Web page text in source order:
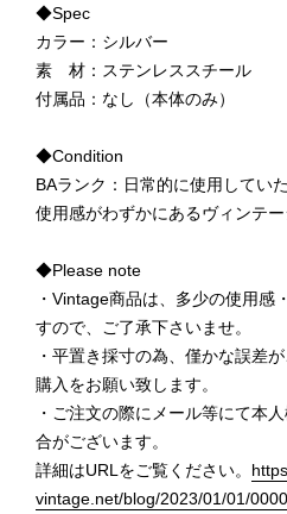
◆Spec
カラー：シルバー
素 材：ステンレススチール
付属品：なし（本体のみ）
◆Condition
BAランク：日常的に使用してい
使用感がわずかにあるヴィンテ
◆Please note
・Vintage商品は、多少の使用感
すので、ご了承下さいませ。
・平置き採寸の為、僅かな誤差
購入をお願い致します。
・ご注文の際にメール等にて本
合がございます。
詳細はURLをご覧ください。
vintage.net/blog/2023/01/01/